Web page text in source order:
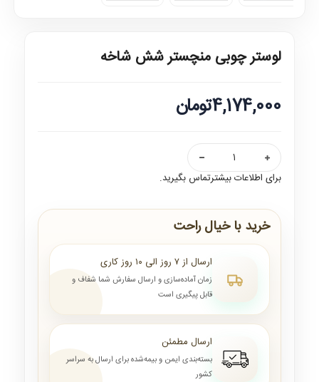
لوستر چوبی منچستر شش شاخه
4,174,000تومان
برای اطلاعات بیشترتماس بگیرید.
خرید با خیال راحت
ارسال از ۷ روز الی ۱۰ روز کاری
زمان آماده‌سازی و ارسال سفارش شما شفاف و
قابل پیگیری است
ارسال مطمئن
بسته‌بندی ایمن و بیمه‌شده برای ارسال به سراسر
کشور